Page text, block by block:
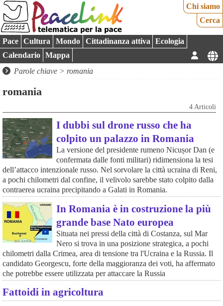
Chi siamo
Cerca
Pace Cultura Mondo Cittadinanza attiva
Ecologia
Calendario
Mappa
Parole chiave > romania
romania
4 Articoli
I dubbi sul drone russo che ha
colpito un palazzo in Romania
La versione del presidente rumeno Nicușor Dan (e
confermata dalle fonti militari) ridimensiona la tesi
dell’attacco intenzionale russo. Nel sorvolare la città ucraina di Reni,
a pochi chilometri dal confine, il velivolo sarebbe stato colpito dalla
contraerea ucraina precipitando a Galati in Romania.
In Romania è in costruzione la più
grande base Nato europea
Situata nei pressi della città di Costanza, sul Mar
Nero si trova in una posizione strategica, a pochi
chilometri dalla Crimea, area di tensione tra l'Ucraina e la Russia. Il
candidato Georgescu, forte della maggioranza dei voti, ha affermato
che potrebbe essere utilizzata per attaccare la Russia
Fattoidi in agricoltura